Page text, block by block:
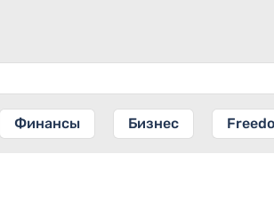
Финансы Бизнес